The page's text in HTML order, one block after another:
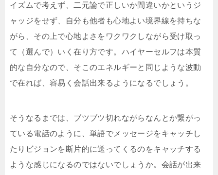
イズムで考えず、二元論で正しいか間違いかというジ
ャッジをせず、自分も他者も心地よい境界線を持ちな
がら、その上で心地よさをワクワクしながら受け取っ
て（選んで）いく在り方です。ハイヤーセルフは本質
的な自分なので、そこのエネルギーと同じような波動
で在れば、容易く会話出来るようになるでしょう。
そうなるまでは、ブツブツ切れながらなんとか繋がっ
ている電話のように、単語でメッセージをキャッチし
たりビジョンを断片的に送ってくるのをキャッチする
ような感じになるのではないでしょうか。会話が出来